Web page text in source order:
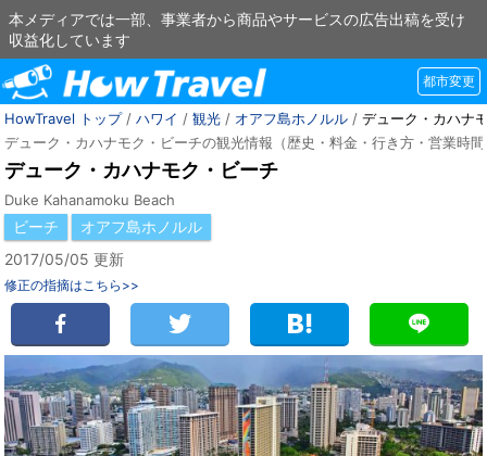
本メディアでは一部、事業者から商品やサービスの広告出稿を受け
収益化しています
都市変更
HowTravel トップ/ ハワイ / 観光 / オアフ島ホノルル / デューク・カハナ
デューク・カハナモク・ビーチの観光情報（歴史・料金・行き方・営業時
デューク・カハナモク・ビーチ
Duke Kahanamoku Beach
ビーチ
オアフ島ホノルル
2017/05/05 更新
修正の指摘はこちら>>